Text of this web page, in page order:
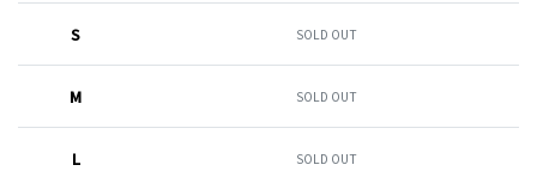
S SOLD OUT
M SOLD OUT
L SOLD OUT